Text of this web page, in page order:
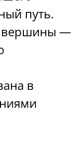
путь.
вершины —
в